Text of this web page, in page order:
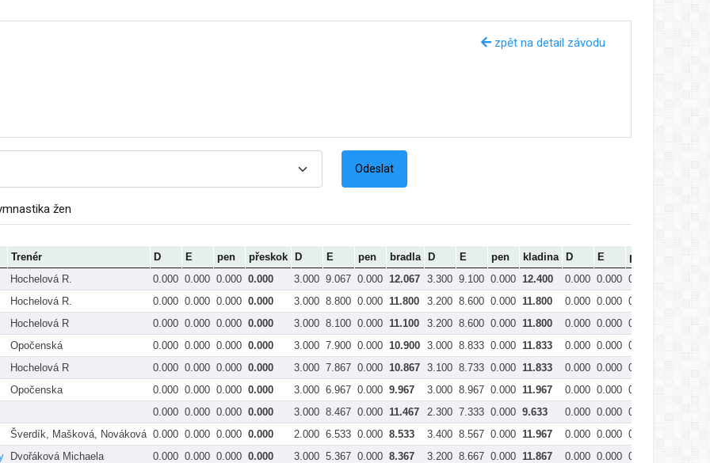
zpět na detail závodu
žen
Trenér D E pen přeskok D E pen bradla D E pen kladina D E pen
Hochelová R.
0.000 0.000 0.000 0.000 3.000 9.067 0.000 12.067 3.300 9.100 0.000 12.400 0.000 0.000 0.000
Hochelová R.
0.000 0.000 0.000 0.000 3.000 8.800 0.000 11.800 3.200 8.600 0.000 11.800 0.000 0.000 0.000
Hochelová R
0.000 0.000 0.000 0.000 3.000 8.100 0.000 11.100 3.200 8.600 0.000 11.800 0.000 0.000 0.000
Opočenská
0.000 0.000 0.000 0.000 3.000 7.900 0.000 10.900 3.000 8.833 0.000 11.833 0.000 0.000 0.000
Hochelová R
0.000 0.000 0.000 0.000 3.000 7.867 0.000 10.867 3.100 8.733 0.000 11.833 0.000 0.000 0.000
Opočenska
0.000 0.000 0.000 0.000 3.000 6.967 0.000 9.967 3.000 8.967 0.000 11.967 0.000 0.000 0.000
0.000 0.000 0.000 0.000 3.000 8.467 0.000 11.467 2.300 7.333 0.000 9.633 0.000 0.000 0.000
Šverdík, Mašková, Nováková 0.000 0.000 0.000 0.000 2.000 6.533 0.000 8.533 3.400 8.567 0.000 11.967 0.000 0.000 0.000
Dvořáková Michaela 0.000 0.000 0.000 0.000 3.000 5.367 0.000 8.367 3.200 8.667 0.000 11.867 0.000 0.000 0.000